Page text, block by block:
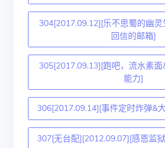
304[2017.09.12][乐不思蜀的幽
回信的邮箱]
305[2017.09.13][跑吧，流水素
能力]
306[2017.09.14][事件定时炸弹&
307[无台配][2012.09.07][感恩监